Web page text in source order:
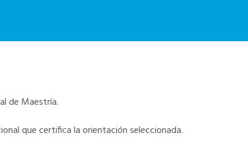
de Maestría.
que certifica la orientación seleccionada.